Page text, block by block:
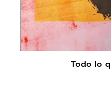
Todo lo